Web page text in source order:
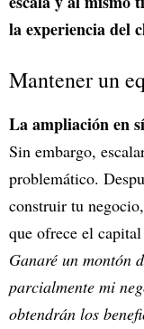
la experiencia del
Mantener un
La ampliación en
Sin embargo,
problemático.
construir tu
que ofrece el
Ganaré un montón
parcialmente mi
obtendrán los